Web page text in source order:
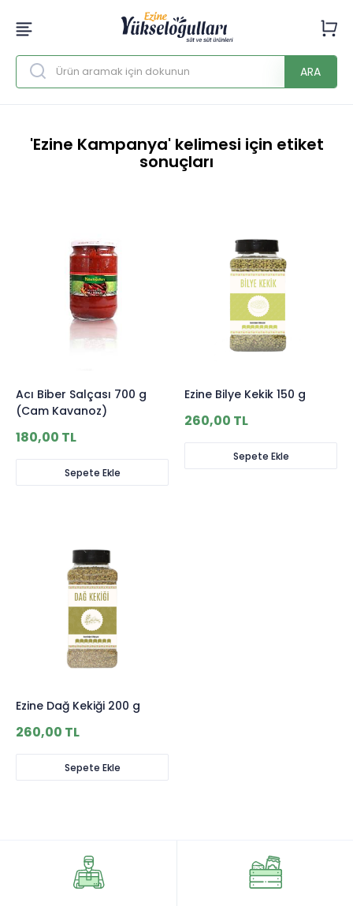
ARA
'Ezine Kampanya' kelimesi için etiket
sonuçları
Acı Biber Salçası 700 g
(Cam Kavanoz)
180,00 TL
Sepete Ekle
Ezine Bilye Kekik 150 g
260,00 TL
Sepete Ekle
Ezine Dağ Kekiği 200 g
260,00 TL
Sepete Ekle